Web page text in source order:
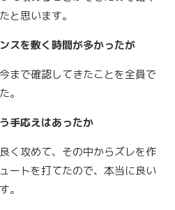
と思います。
を敷く時間が多かったが
まで確認してきたことを全員で
。
手応えはあったか
く攻めて、その中からズレを作
ートを打てたので、本当に良い
。